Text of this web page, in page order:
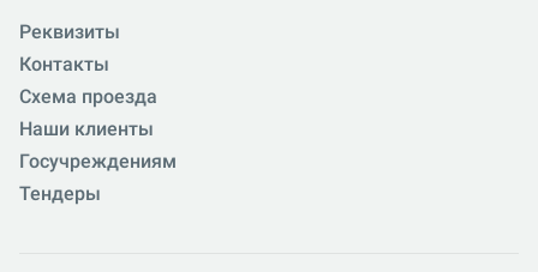
Реквизиты
Контакты
Схема проезда
Наши клиенты
Госучреждениям
Тендеры